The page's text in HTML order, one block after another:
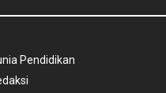
Pendidikan